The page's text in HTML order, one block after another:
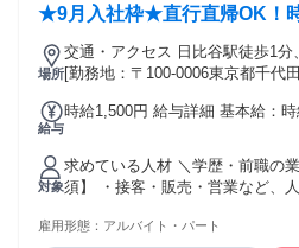
日常的に交渉調整を行ってきた方
紹介会社での営業・コーディネー
して採用業務に関わったことが
ままではフルタイムで仕事優先で働い
したい」 「子育てが落ち着いて
い」 「子どもの進級に合わせて
★9月入社枠★直行直帰OK！
場所
交通・アクセス 日比谷駅徒歩1分
[勤務地：〒100-0006東京都千代
給与
時給1,500円 給与詳細 基本給：時給 1500円
与の支給可能性有 ・給与支給日
（休日の場合前営業日）
対象
求めている人材 ＼学歴・前職の業
須】 ・接客・販売・営業など、
ある方 【歓迎】 ・人材業界で働いたことがある方、人事のご
雇用形態： アルバイト・パート